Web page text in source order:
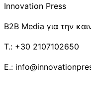
Innovation Press
B2B Media για την
T.: +30 2107102650
E.: